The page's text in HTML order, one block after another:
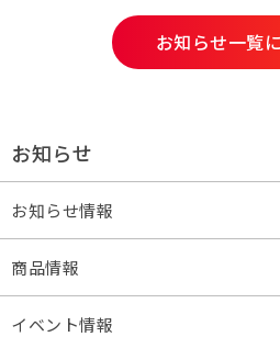
お問い合わせ
お知らせ一覧
お知らせ
お知らせ情報
商品情報
イベント情報